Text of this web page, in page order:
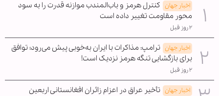
اخبار جهان کنترل هرمز و باب‌المندب موازنه قدرت را به سود
محور مقاومت تغییر داده است
۲ روز قبل
اخبار جهان ترامپ: مذاکرات با ایران به‌خوبی پیش می‌رود؛ توافق
برای بازگشایی تنگه هرمز نزدیک است!
۲ روز قبل
اخبار جهان تأخیر عراق در اعزام زائران افغانستانی اربعین